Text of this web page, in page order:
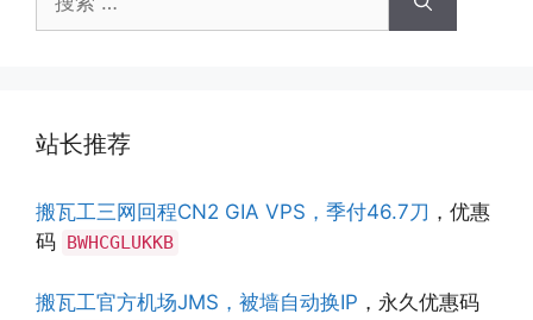
索：
站长推荐
搬瓦工三网回程CN2 GIA VPS，季付46.7刀 ，优惠
码 BWHCGLUKKB
搬瓦工官方机场JMS，被墙自动换IP ，永久优惠码